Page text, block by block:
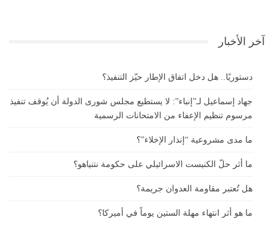
آخر الأخبار
دستوريًا.. هل دخل اتفاق الإطار حيّز التنفيذ؟
جهاد إسماعيل لـ”إنباء”: لا يستطيع مجلس شورى الدولة أن يُوقف تنفيذ
مرسوم تنظيم الإعفاء من الامتحانات الرسمية
ما مدى مشروعية “إنذار الإخلاء”؟
ما أثر حلّ الكنيست الاسرائيلي على حكومة نتنياهو؟
هل تُعتبر مقاومة العدوان جريمة؟
ما هو أثر انتهاء مهلة الستين يوماً في أميركا؟